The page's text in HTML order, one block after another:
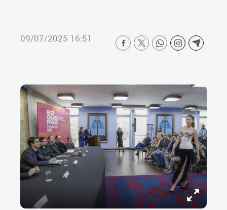
09/07/2025 16:51